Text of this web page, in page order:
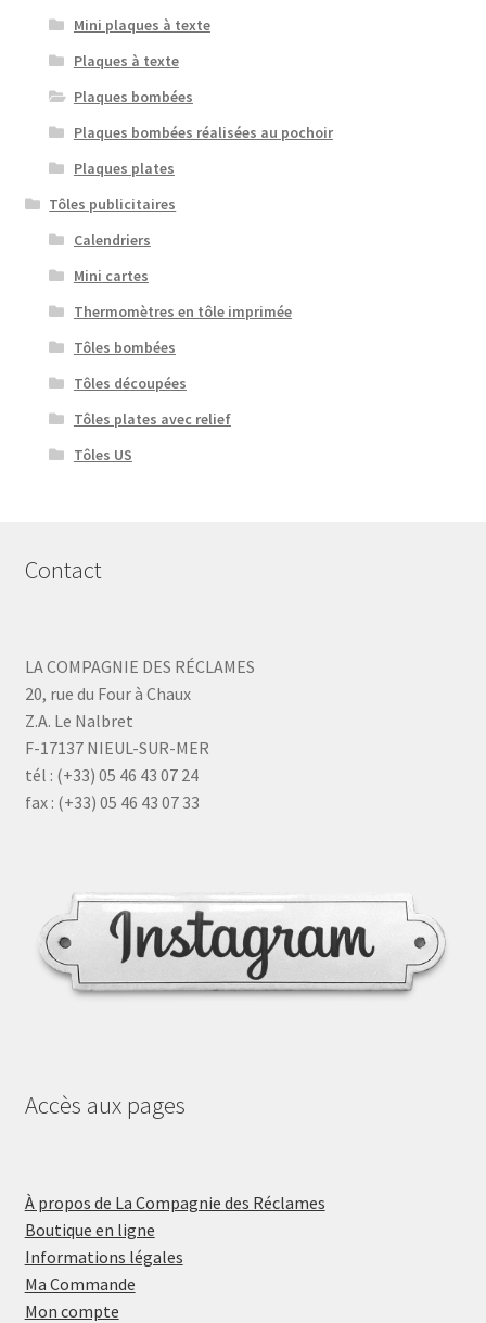
Mini plaques à texte
Plaques à texte
Plaques bombées
Plaques bombées réalisées au pochoir
Plaques plates
Tôles publicitaires
Calendriers
Mini cartes
Thermomètres en tôle imprimée
Tôles bombées
Tôles découpées
Tôles plates avec relief
Tôles US
Contact
LA COMPAGNIE DES RÉCLAMES
20, rue du Four à Chaux
Z.A. Le Nalbret
F-17137 NIEUL-SUR-MER
tél : (+33) 05 46 43 07 24
fax : (+33) 05 46 43 07 33
Accès aux pages
À propos de La Compagnie des Réclames
Boutique en ligne
Informations légales
Ma Commande
Mon compte